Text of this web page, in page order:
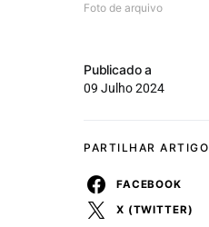
Foto de arquivo
Publicado a
09 Julho 2024
PARTILHAR ARTIGO
FACEBOOK
X (TWITTER)